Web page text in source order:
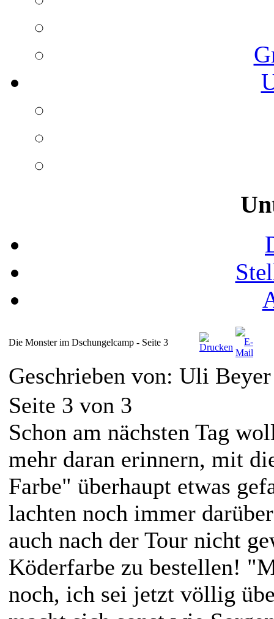
Die Monster im Dschungelcamp - Seite 3
Geschrieben von: Uli
Seite 3 von 3
Schon am nächsten Tag
mehr daran erinnern, mit
Farbe" überhaupt etwas
lachten noch immer
auch nach der Tour nicht
Köderfarbe zu bestellen!
noch, ich sei jetzt völlig